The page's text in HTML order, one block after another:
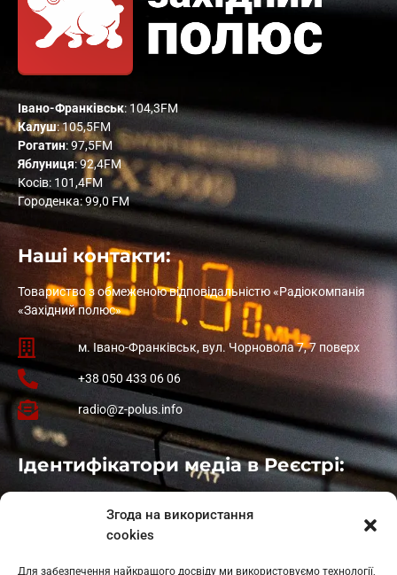
Згода на використання
cookies
Для забезпечення найкращого досвіду ми використовуємо технології,
Івано-Франківськ: 104,3FM
Калуш: 105,5FM
Рогатин: 97,5FM
Яблуниця: 92,4FM
Косів: 101,4FM
Городенка: 99,0 FM
Наші контакти:
Товариство з обмеженою відповідальністю «Радіокомпанія
«Західний полюс»
м. Івано-Франківськ, вул. Чорновола 7, 7 поверх
+38 050 433 06 06
radio@z-polus.info
Ідентифікатори медіа в Реєстрі:
: L11-01410
: L11-01801